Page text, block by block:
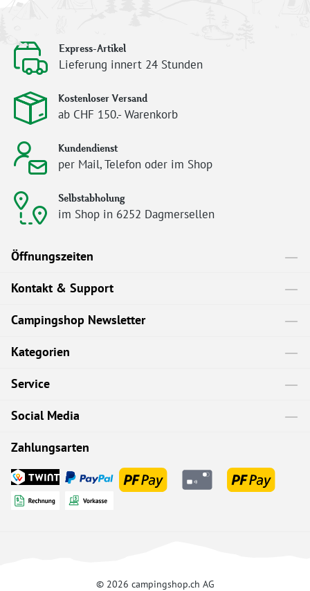
Express-Artikel
Lieferung innert 24 Stunden
Kostenloser Versand
ab CHF 150.- Warenkorb
Kundendienst
per Mail, Telefon oder im Shop
Selbstabholung
im Shop in 6252 Dagmersellen
Öffnungszeiten
Kontakt & Support
Campingshop Newsletter
Kategorien
Service
Social Media
Zahlungsarten
© 2026 campingshop.ch AG